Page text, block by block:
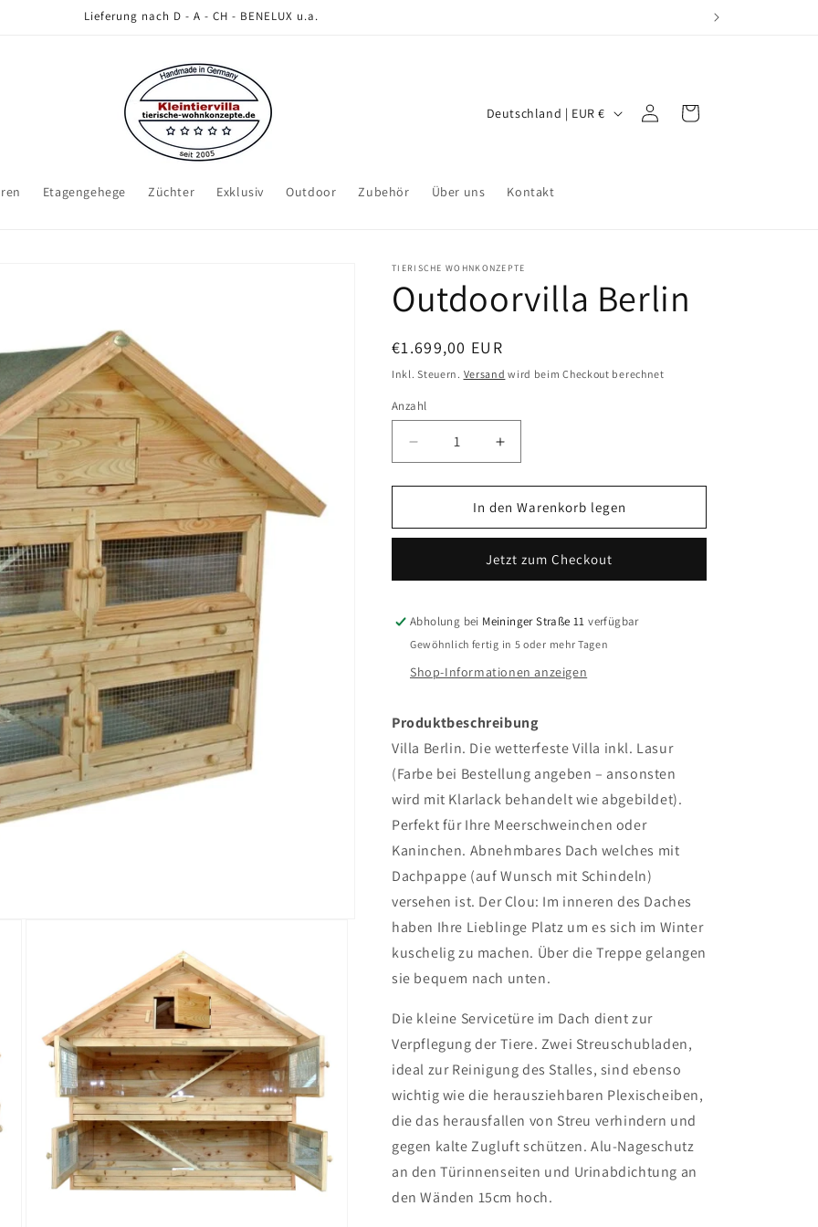
Lieferung nach D - A - CH - BENELUX u.a.
Etagengehege Züchter Exklusiv Outdoor Zubehör Über uns Kontakt
d
e
g
i
o
Deutschland | EUR € EinloggenWarenkorb
TIERISCHE WOHNKONZEPTE
Outdoorvilla Berlin
Normaler
Preis
€1.699,00 EUR
Inkl. Steuern. Versand wird beim Checkout berechnet
Anzahl
Verringere
die
Menge
Outdoorvilla
Erhöhe
die
Menge
für
Outdoorvilla
In den Warenkorb legen
Jetzt zum Checkout
Abholung bei Meininger Straße 11 verfügbar
Gewöhnlich fertig in 5 oder mehr Tagen
Shop-Informationen anzeigen
Produktbeschreibung
Villa Berlin. Die wetterfeste Villa inkl. Lasur
(Farbe bei Bestellung angeben – ansonsten
wird mit Klarlack behandelt wie abgebildet).
Perfekt für Ihre Meerschweinchen oder
Kaninchen. Abnehmbares Dach welches mit
Dachpappe (auf Wunsch mit Schindeln)
versehen ist. Der Clou: Im inneren des Daches
haben Ihre Lieblinge Platz um es sich im Winter
kuschelig zu machen. Über die Treppe gelangen
sie bequem nach unten.
Die kleine Servicetüre im Dach dient zur
Verpflegung der Tiere. Zwei Streuschubladen,
ideal zur Reinigung des Stalles, sind ebenso
wichtig wie die herausziehbaren Plexischeiben,
die das herausfallen von Streu verhindern und
gegen kalte Zugluft schützen. Alu-Nageschutz
an den Türinnenseiten und Urinabdichtung an
den Wänden 15cm hoch.